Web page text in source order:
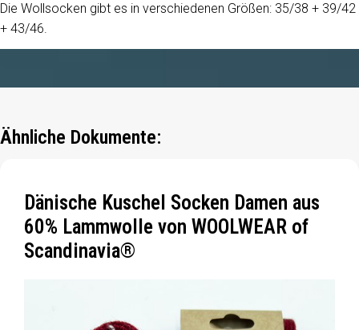
Die Wollsocken gibt es in verschiedenen Größen: 35/38 + 39/42
+ 43/46.
Ähnliche Dokumente:
Dänische Kuschel Socken Damen aus
60% Lammwolle von WOOLWEAR of
Scandinavia®